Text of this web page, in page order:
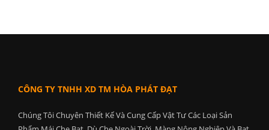
CÔNG TY TNHH XD TM HÒA PHÁT ĐẠT
Chúng Tôi Chuyên Thiết Kế Và Cung Cấp Vật Tư Các Loại Sản